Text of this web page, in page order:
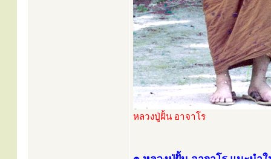
หลวงปู่ฝั้น อาจาโร